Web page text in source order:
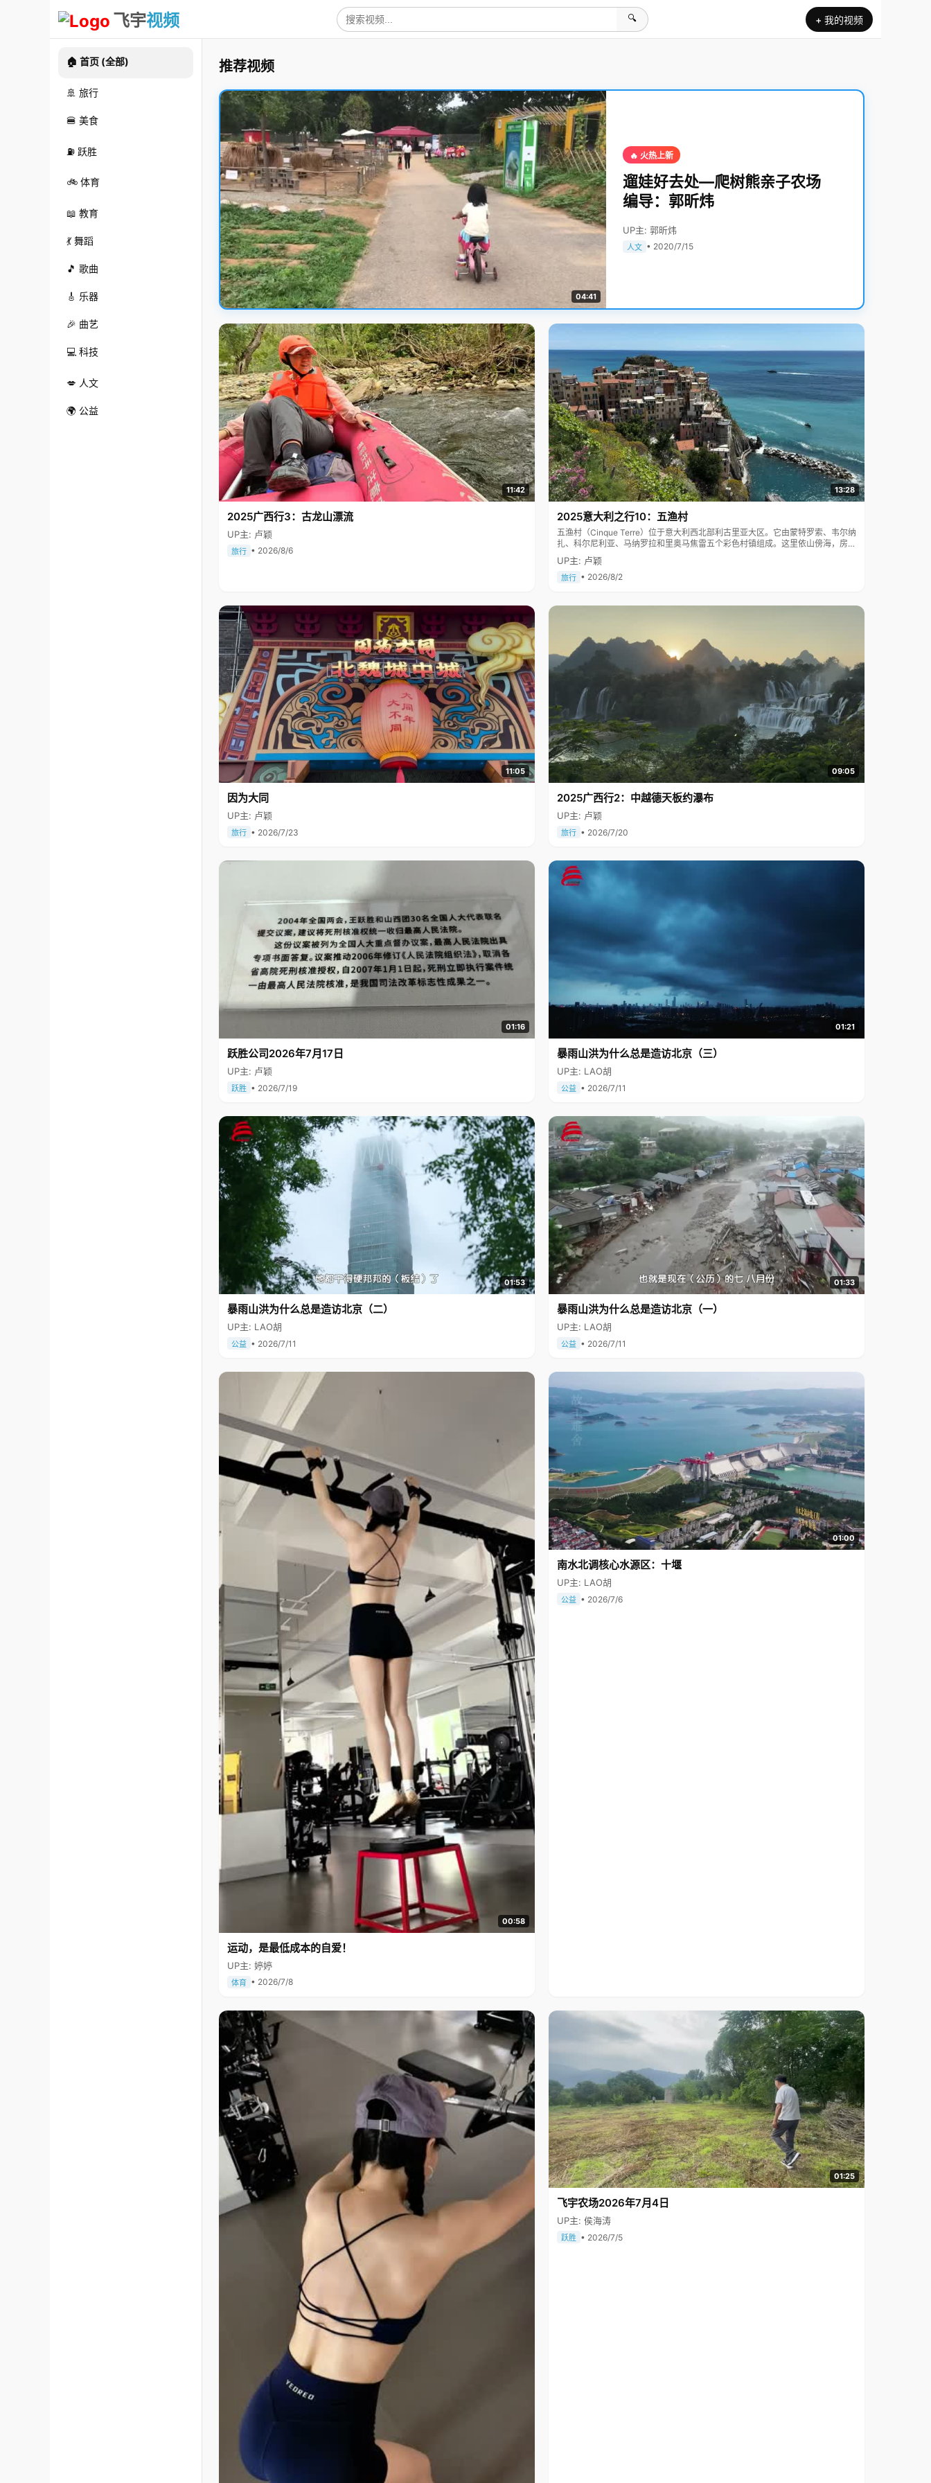
飞宇视频 🔍 + 我的视频
🏠 首页 (全部)
🚢 旅行
🍔 美食
⛽ 跃胜
🚲 体育
📖 教育
💃 舞蹈
🎵 歌曲
🎸 乐器
🎉 曲艺
💻 科技
💋 人文
🌍 公益
推荐视频
04:41
🔥 火热上新
遛娃好去处—爬树熊亲子农场
编导：郭昕炜
UP主: 郭昕炜
人文 • 2020/7/15
11:42
2025广西行3：古龙山漂流
UP主: 卢颖
旅行 • 2026/8/6
13:28
2025意大利之行10：五渔村
五渔村（Cinque Terre）位于意大利西北部利古里亚大区。它由蒙特罗索、韦尔纳
扎、科尔尼利亚、马纳罗拉和里奥马焦雷五个彩色村镇组成。这里依山傍海，房屋
色彩斑斓，1997年被列为世界文化遗产。
UP主: 卢颖
旅行 • 2026/8/2
11:05
因为大同
UP主: 卢颖
旅行 • 2026/7/23
09:05
2025广西行2：中越德天板约瀑布
UP主: 卢颖
旅行 • 2026/7/20
01:16
跃胜公司2026年7月17日
UP主: 卢颖
跃胜 • 2026/7/19
01:21
暴雨山洪为什么总是造访北京（三）
UP主: LAO胡
公益 • 2026/7/11
01:53
暴雨山洪为什么总是造访北京（二）
UP主: LAO胡
公益 • 2026/7/11
01:33
暴雨山洪为什么总是造访北京（一）
UP主: LAO胡
公益 • 2026/7/11
00:58
运动，是最低成本的自爱！
UP主: 婷婷
体育 • 2026/7/8
01:00
南水北调核心水源区：十堰
UP主: LAO胡
公益 • 2026/7/6
01:25
飞宇农场2026年7月4日
UP主: 侯海涛
跃胜 • 2026/7/5